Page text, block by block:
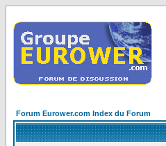
Forum Eurower.com Index du Forum